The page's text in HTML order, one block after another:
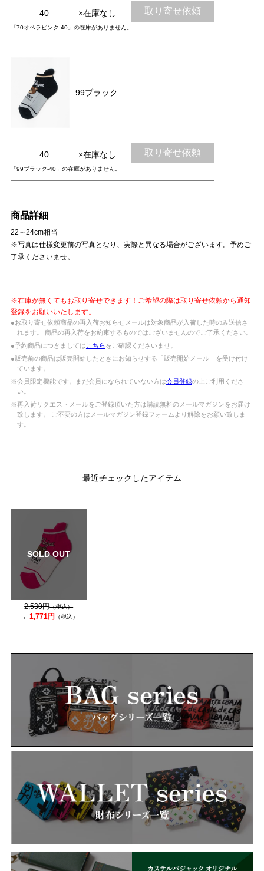
40 ×在庫なし 取り寄せ依頼
「70オペラピンク-40」の在庫がありません。
99ブラック
40 ×在庫なし 取り寄せ依頼
「99ブラック-40」の在庫がありません。
商品詳細
22～24cm相当
※写真は仕様変更前の写真となり、実際と異なる場合がございます。予めご
了承くださいませ。
※在庫が無くてもお取り寄せできます！ご希望の際は取り寄せ依頼から通知
登録をお願いいたします。
●お取り寄せ依頼商品の再入荷お知らせメールは対象商品が入荷した時のみ送信さ
れます。 商品の再入荷をお約束するものではございませんのでご了承ください。
●予約商品につきましては こちらをご確認くださいませ。
●販売前の商品は販売開始したときにお知らせする「販売開始メール」を受け付け
ています。
※会員限定機能です。まだ会員になられていない方は会員登録の上ご利用くださ
い。
※再入荷リクエストメールをご登録頂いた方は購読無料のメールマガジンをお届け
致します。 ご不要の方はメールマガジン登録フォームより解除をお願い致しま
す。
最近チェックしたアイテム
SOLD OUT
2,530円（税込）
1,771円 （税込）